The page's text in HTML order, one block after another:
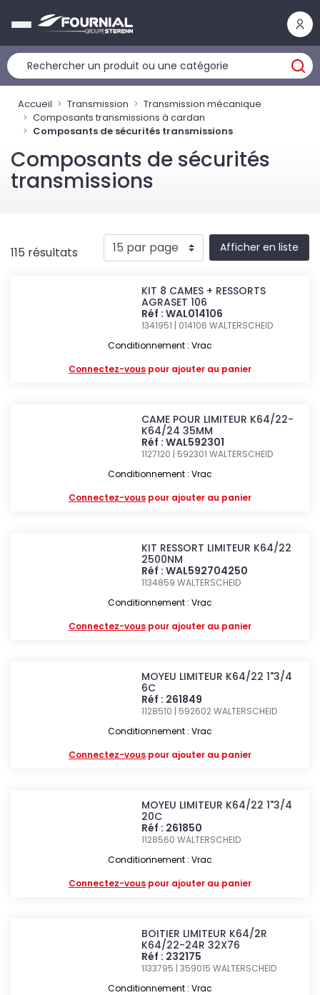
Accueil Transmission
Transmission mécanique
Composants transmissions à cardan
Composants de sécurités transmissions
Composants de sécurités
transmissions
115 résultats Afficher en liste
KIT 8 CAMES + RESSORTS
AGRASET 106
Réf : WAL014106
1341951 | 014106WALTERSCHEID
Conditionnement : Vrac
Connectez-vous pour ajouter au panier
CAME POUR LIMITEUR K64/22-
K64/24 35MM
Réf : WAL592301
1127120 | 592301WALTERSCHEID
Conditionnement : Vrac
Connectez-vous pour ajouter au panier
KIT RESSORT LIMITEUR K64/22
2500NM
Réf : WAL592704250
1134859WALTERSCHEID
Conditionnement : Vrac
Connectez-vous pour ajouter au panier
MOYEU LIMITEUR K64/22 1"3/4
6C
Réf : 261849
1128510 | 592602WALTERSCHEID
Conditionnement : Vrac
Connectez-vous pour ajouter au panier
MOYEU LIMITEUR K64/22 1"3/4
20C
Réf : 261850
1128560WALTERSCHEID
Conditionnement : Vrac
Connectez-vous pour ajouter au panier
BOITIER LIMITEUR K64/2R
K64/22-24R 32X76
Réf : 232175
1133795 | 359015WALTERSCHEID
Conditionnement : Vrac